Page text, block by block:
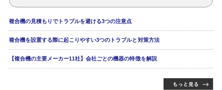
複合機の見積もりでトラブルを避ける3つの注意点
複合機を設置する際に起こりやすい3つのトラブルと対策方法
【複合機の主要メーカー11社】会社ごとの機器の特徴を解説